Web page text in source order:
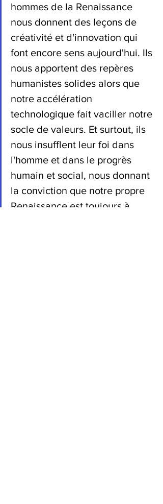
hommes de la Renaissance
nous donnent des leçons de
créativité et d'innovation qui
font encore sens aujourd'hui. Ils
nous apportent des repères
humanistes solides alors que
notre accélération
technologique fait vaciller notre
socle de valeurs. Et surtout, ils
nous insufflent leur foi dans
l'homme et dans le progrès
humain et social, nous donnant
la conviction que notre propre
Renaissance est toujours à